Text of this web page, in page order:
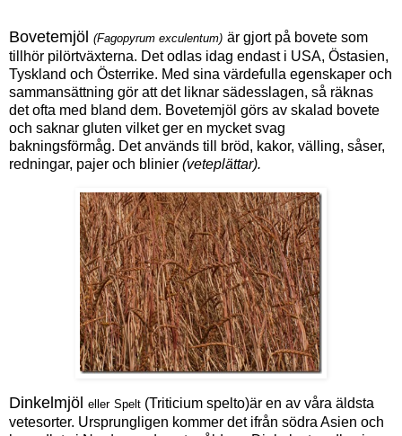
Bovetemjöl (Fagopyrum exculentum) är gjort på bovete som
tillhör pilörtväxterna. Det odlas idag endast i USA, Östasien,
Tyskland och Österrike. Med sina värdefulla egenskaper och
sammansättning gör att det liknar sädesslagen, så räknas
det ofta med bland dem. Bovetemjöl görs av skalad bovete
och saknar gluten vilket ger en mycket svag
bakningsförmåg. Det används till bröd, kakor, välling, såser,
redningar, pajer och blinier (veteplättar).
Dinkelmjöl eller Spelt (Triticium spelto)är en av våra äldsta
vetesorter. Ursprungligen kommer det ifrån södra Asien och